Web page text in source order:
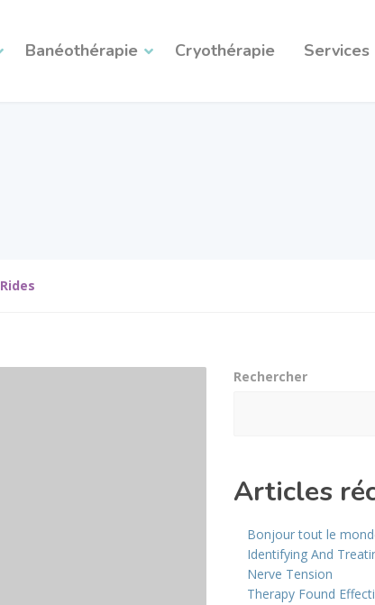
Banéothérapie Cryothérapie Services
Rechercher
Articles
Bonjour tout le
Identifying And
Nerve Tension
Therapy Found